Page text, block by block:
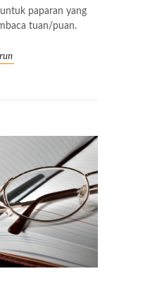
paparan yang
tuan/puan.